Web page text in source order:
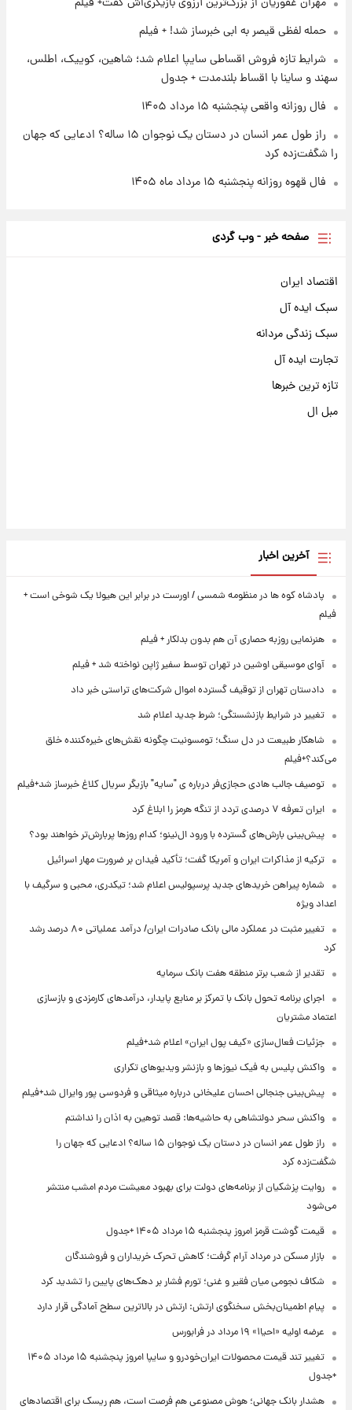
کار استقلال و رامین رضاییان رسما تمام شد +
عکس / خداحافظی صمیمانه آبی ها با رامین!
حمله لفظی قیصر به ابی خبرساز شد! + فیلم
شرایط تازه فروش اقساطی سایپا اعلام شد؛ شاهین، کوییک، اطلس،
سهند و ساینا با اقساط بلندمدت + جدول
فال روزانه واقعی پنجشنبه ۱۵ مرداد ۱۴۰۵
راز طول عمر انسان در دستان یک نوجوان ۱۵ ساله؟ ادعایی که جهان
را شگفت‌زده کرد
فال قهوه روزانه پنجشنبه ۱۵ مرداد ماه ۱۴۰۵
صفحه خبر - وب گردی
اقتصاد ایران
سبک ایده آل
سبک زندگی مردانه
تجارت ایده آل
تازه ترین خبرها
مبل ال
آخرین اخبار
پادشاه کوه ها در منظومه شمسی / اورست در برابر این هیولا یک شوخی است +
فیلم
هنرنمایی روزبه حصاری آن هم بدون بدلکار + فیلم
آوای موسیقی اوشین در تهران توسط سفیر ژاپن نواخته شد + فیلم
دادستان تهران از توقیف گسترده اموال شرکت‌های تراستی خبر داد
تغییر در شرایط بازنشستگی؛ شرط جدید اعلام شد
شاهکار طبیعت در دل سنگ؛ تومسونیت چگونه نقش‌های خیره‌کننده خلق
می‌کند؟+فیلم
توصیف جالب هادی حجازی‌فر درباره ی "سایه" بازیگر سریال کلاغ خبرساز شد+فیلم
ایران تعرفه ۷ درصدی تردد از تنگه هرمز را ابلاغ کرد
پیش‌بینی بارش‌های گسترده با ورود ال‌نینو؛ کدام روزها پربارش‌تر خواهند بود؟
ترکیه از مذاکرات ایران و آمریکا گفت؛ تأکید فیدان بر ضرورت مهار اسرائیل
شماره پیراهن خریدهای جدید پرسپولیس اعلام شد؛ تیکدری، محبی و سرگیف با
اعداد ویژه
تغییر مثبت در عملکرد مالی بانک صادرات ایران/ درآمد عملیاتی ۸۰ درصد رشد
کرد
تقدیر از شعب برتر منطقه هفت بانک سرمایه
اجرای برنامه تحول بانک با تمرکز بر منابع پایدار، درآمدهای کارمزدی و بازسازی
اعتماد مشتریان
جزئیات فعال‌سازی «کیف پول ایران» اعلام شد+فیلم
واکنش پلیس به فیک نیوزها و بازنشر ویدیوهای تکراری
پیش‌بینی جنجالی احسان علیخانی درباره میثاقی و فردوسی پور وایرال شد+فیلم
واکنش سحر دولتشاهی به حاشیه‌ها: قصد توهین به اذان را نداشتم
راز طول عمر انسان در دستان یک نوجوان ۱۵ ساله؟ ادعایی که جهان را
شگفت‌زده کرد
روایت پزشکیان از برنامه‌های دولت برای بهبود معیشت مردم امشب منتشر
می‌شود
قیمت گوشت قرمز امروز پنجشنبه ۱۵ مرداد ۱۴۰۵ +جدول
بازار مسکن در مرداد آرام گرفت؛ کاهش تحرک خریداران و فروشندگان
شکاف نجومی میان فقیر و غنی؛ تورم فشار بر دهک‌های پایین را تشدید کرد
پیام اطمینان‌بخش سخنگوی ارتش: ارتش در بالاترین سطح آمادگی قرار دارد
عرضه اولیه «احیا۱» ۱۹ مرداد در فرابورس
تغییر تند قیمت محصولات ایران‌خودرو و سایپا امروز پنجشنبه ۱۵ مرداد ۱۴۰۵
+جدول
هشدار بانک جهانی؛ هوش مصنوعی هم فرصت است، هم ریسک برای اقتصادهای